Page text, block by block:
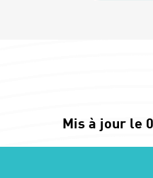
Mis à jour le